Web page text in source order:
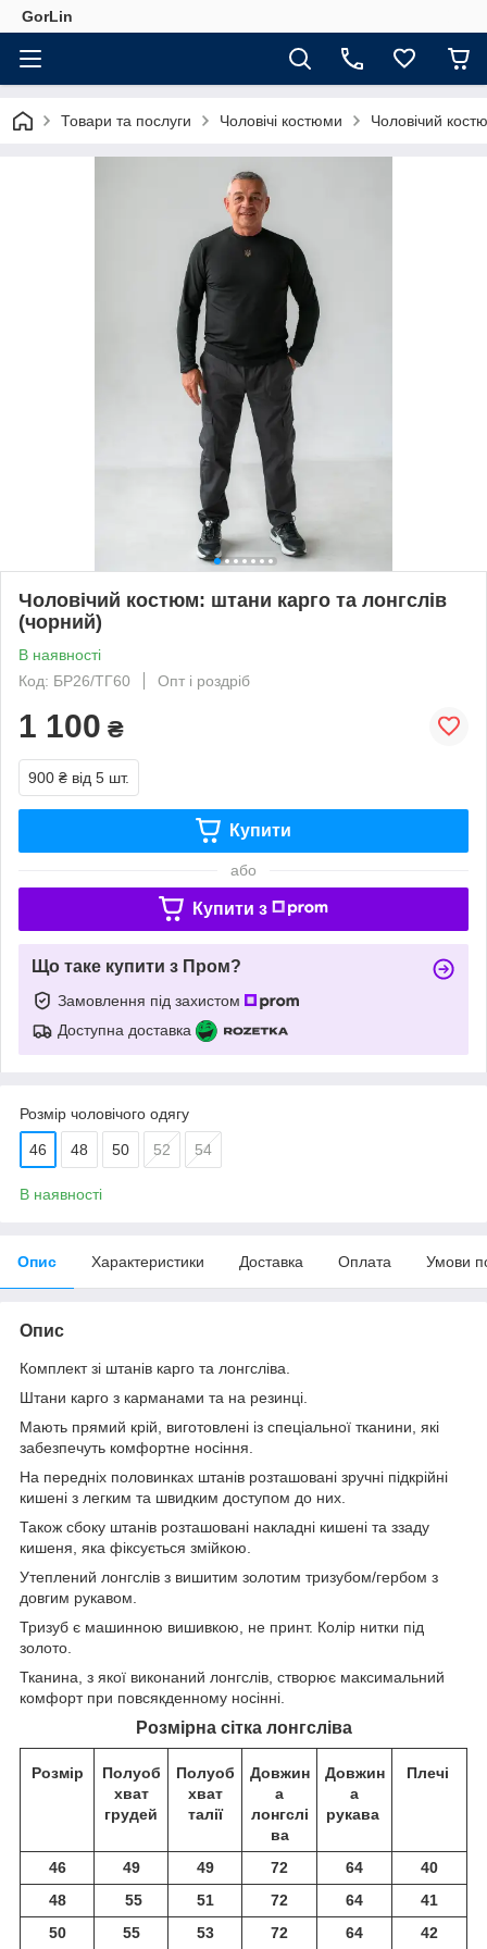
GorLin
Товари та послуги Чоловічі костюми Чоловічий
Чоловічий костюм: штани карго та лонгслів
(чорний)
В наявності
Код: БР26/ТГ60
Опт і роздріб
1 100 ₴
900 ₴ від 5 шт.
Купити
або
Купити з
Що таке купити з Пром?
Замовлення під захистом
Доступна доставка
Розмір чоловічого одягу
46 48 50 52 54
В наявності
Опис Характеристики Доставка Оплата Умови
Опис
Комплект зі штанів карго та лонгсліва.
Штани карго з карманами та на резинці.
Мають прямий крій, виготовлені із спеціальної тканини, які
забезпечуть комфортне носіння.
На передніх половинках штанів розташовані зручні підкрійні
кишені з легким та швидким доступом до них.
Також сбоку штанів розташовані накладні кишені та ззаду
кишеня, яка фіксується змійкою.
Утеплений лонгслів з вишитим золотим тризубом/гербом з
довгим рукавом.
Тризуб є машинною вишивкою, не принт. Колір нитки під
золото.
Тканина, з якої виконаний лонгслів, створює максимальний
комфорт при повсякденному носінні.
Розмірна сітка лонгсліва
Розмір
Полуоб
хват
грудей
Полуоб
хват
талії
Довжин
а
лонгслі
ва
Довжин
а
рукава
Плечі
46 49 49 72 64
40
48
55 51 72 64
41
50
55 53 72 64 42